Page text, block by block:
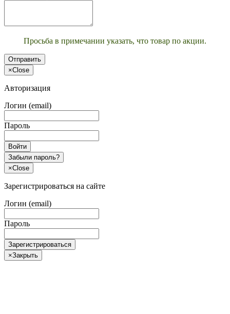
Просьба в примечании указать, что товар по акции.
Отправить
×Close
Авторизация
Логин (email)
Пароль
Войти
Забыли пароль?
×Close
Зарегистрироваться на сайте
Логин (email)
Пароль
Зарегистрироваться
×Закрыть